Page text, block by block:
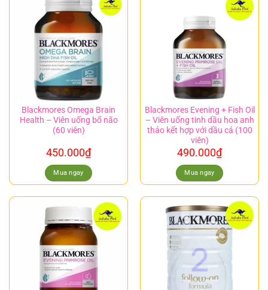
Blackmores Omega Brain
Health – Viên uống bổ não
(60 viên)
450.000₫
Mua ngay
Blackmores Evening + Fish Oil
– Viên uống tinh dầu hoa anh
thảo kết hợp với dầu cá (100
viên)
490.000₫
Mua ngay